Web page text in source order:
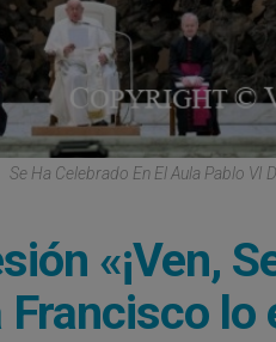
Se Ha Celebrado En El Aula Pablo VI
«¡Ven,
lo